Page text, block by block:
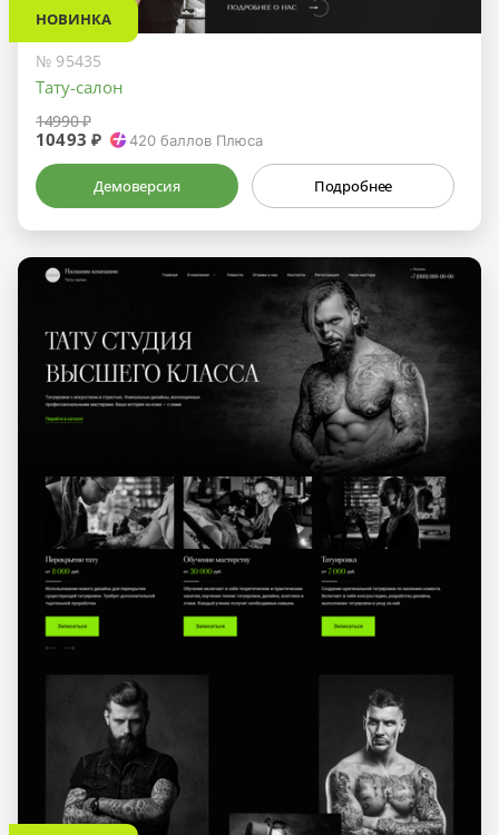
НОВИНКА
№ 95435
Тату-салон
14990 ₽
10493 ₽ 420 баллов Плюса
Демоверсия Подробнее